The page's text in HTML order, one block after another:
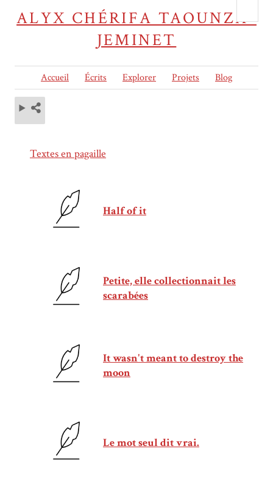
ALYX CHÉRIFA TAOUNZA-
JEMINET
Accueil Écrits Explorer Projets Blog
Textes en pagaille
Half of it
Petite, elle collectionnait les
scarabées
It wasn't meant to destroy the
moon
Le mot seul dit vrai.